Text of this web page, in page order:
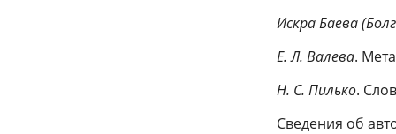
Искра Баева
Е. Л. Валева.
Н. С. Пилько.
Сведения об